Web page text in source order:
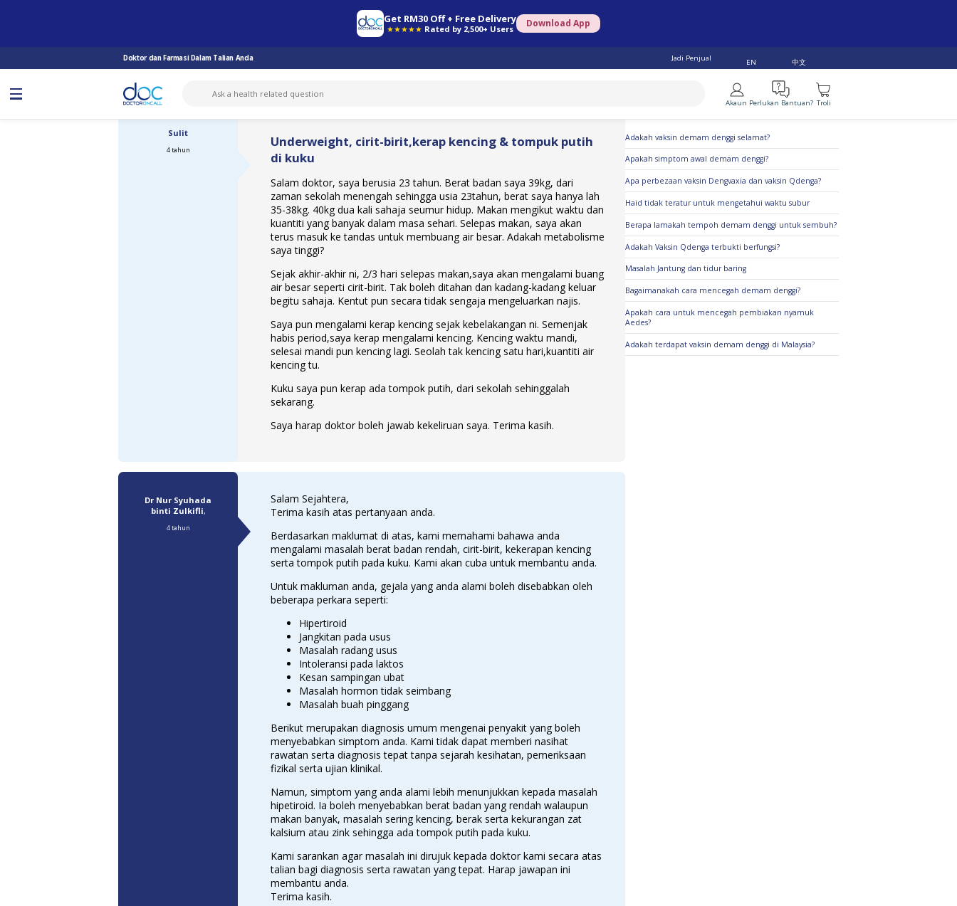
Get RM30 Off + Free Delivery
★★★★★ Rated by 2,500+ Users Download App
Doktor dan Farmasi Dalam Talian Anda Jadi Penjual
EN 中文
Akaun Perlukan Bantuan? Troli
Sulit
4 tahun
Underweight, cirit-birit,kerap kencing & tompuk putih
di kuku
Salam doktor, saya berusia 23 tahun. Berat badan saya 39kg, dari
zaman sekolah menengah sehingga usia 23tahun, berat saya hanya lah
35-38kg. 40kg dua kali sahaja seumur hidup. Makan mengikut waktu dan
kuantiti yang banyak dalam masa sehari. Selepas makan, saya akan
terus masuk ke tandas untuk membuang air besar. Adakah metabolisme
saya tinggi?
Sejak akhir-akhir ni, 2/3 hari selepas makan,saya akan mengalami buang
air besar seperti cirit-birit. Tak boleh ditahan dan kadang-kadang keluar
begitu sahaja. Kentut pun secara tidak sengaja mengeluarkan najis.
Saya pun mengalami kerap kencing sejak kebelakangan ni. Semenjak
habis period,saya kerap mengalami kencing. Kencing waktu mandi,
selesai mandi pun kencing lagi. Seolah tak kencing satu hari,kuantiti air
kencing tu.
Kuku saya pun kerap ada tompok putih, dari sekolah sehinggalah
sekarang.
Saya harap doktor boleh jawab kekeliruan saya. Terima kasih.
Dr Nur Syuhada
binti Zulkifli,
4 tahun
Salam Sejahtera,
Terima kasih atas pertanyaan anda.
Berdasarkan maklumat di atas, kami memahami bahawa anda
mengalami masalah berat badan rendah, cirit-birit, kekerapan kencing
serta tompok putih pada kuku. Kami akan cuba untuk membantu anda.
Untuk makluman anda, gejala yang anda alami boleh disebabkan oleh
beberapa perkara seperti:
Hipertiroid
Jangkitan pada usus
Masalah radang usus
Intoleransi pada laktos
Kesan sampingan ubat
Masalah hormon tidak seimbang
Masalah buah pinggang
Berikut merupakan diagnosis umum mengenai penyakit yang boleh
menyebabkan simptom anda. Kami tidak dapat memberi nasihat
rawatan serta diagnosis tepat tanpa sejarah kesihatan, pemeriksaan
fizikal serta ujian klinikal.
Namun, simptom yang anda alami lebih menunjukkan kepada masalah
hipetiroid. Ia boleh menyebabkan berat badan yang rendah walaupun
makan banyak, masalah sering kencing, berak serta kekurangan zat
kalsium atau zink sehingga ada tompok putih pada kuku.
Kami sarankan agar masalah ini dirujuk kepada doktor kami secara atas
talian bagi diagnosis serta rawatan yang tepat. Harap jawapan ini
membantu anda.
Terima kasih.
Adakah vaksin demam denggi selamat?
Apakah simptom awal demam denggi?
Apa perbezaan vaksin Dengvaxia dan vaksin Qdenga?
Haid tidak teratur untuk mengetahui waktu subur
Berapa lamakah tempoh demam denggi untuk sembuh?
Adakah Vaksin Qdenga terbukti berfungsi?
Masalah Jantung dan tidur baring
Bagaimanakah cara mencegah demam denggi?
Apakah cara untuk mencegah pembiakan nyamuk
Aedes?
Adakah terdapat vaksin demam denggi di Malaysia?